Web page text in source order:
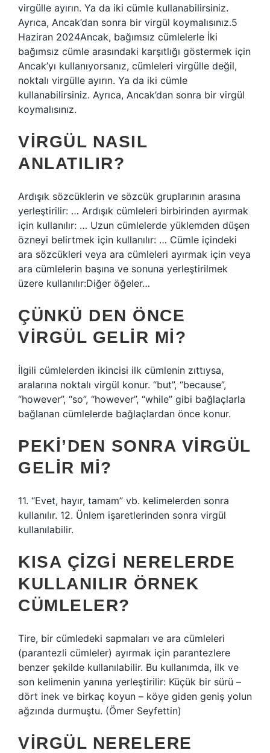
virgülle ayırın. Ya da iki cümle kullanabilirsiniz.
Ayrıca, Ancak’dan sonra bir virgül koymalısınız.5
Haziran 2024Ancak, bağımsız cümlelerle İki
bağımsız cümle arasındaki karşıtlığı göstermek için
Ancak’yı kullanıyorsanız, cümleleri virgülle değil,
noktalı virgülle ayırın. Ya da iki cümle
kullanabilirsiniz. Ayrıca, Ancak’dan sonra bir virgül
koymalısınız.
VIRGÜL NASIL
ANLATILIR?
Ardışık sözcüklerin ve sözcük gruplarının arasına
yerleştirilir: … Ardışık cümleleri birbirinden ayırmak
için kullanılır: … Uzun cümlelerde yüklemden düşen
özneyi belirtmek için kullanılır: … Cümle içindeki
ara sözcükleri veya ara cümleleri ayırmak için veya
ara cümlelerin başına ve sonuna yerleştirilmek
üzere kullanılır:Diğer öğeler…
ÇÜNKÜ DEN ÖNCE
VIRGÜL GELIR MI?
İlgili cümlelerden ikincisi ilk cümlenin zıttıysa,
aralarına noktalı virgül konur. “but”, “because”,
“however”, “so”, “however”, “while” gibi bağlaçlarla
bağlanan cümlelerde bağlaçlardan önce konur.
PEKI’DEN SONRA VIRGÜL
GELIR MI?
11. “Evet, hayır, tamam” vb. kelimelerden sonra
kullanılır. 12. Ünlem işaretlerinden sonra virgül
kullanılabilir.
KISA ÇIZGI NERELERDE
KULLANILIR ÖRNEK
CÜMLELER?
Tire, bir cümledeki sapmaları ve ara cümleleri
(parantezli cümleler) ayırmak için parantezlere
benzer şekilde kullanılabilir. Bu kullanımda, ilk ve
son kelimenin yanına yerleştirilir: Küçük bir sürü –
dört inek ve birkaç koyun – köye giden geniş yolun
ağzında durmuştu. (Ömer Seyfettin)
VIRGÜL NERELERE